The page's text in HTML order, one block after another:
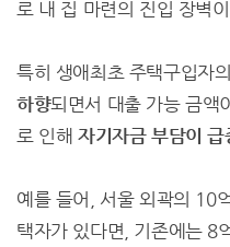
로 내 집 마련의 진입 장벽
특히 생애최초 주택구입자
하향되면서 대출 가능 금액
로 인해 자기자금 부담이 급
예를 들어, 서울 외곽의 10
택자가 있다면, 기존에는 8